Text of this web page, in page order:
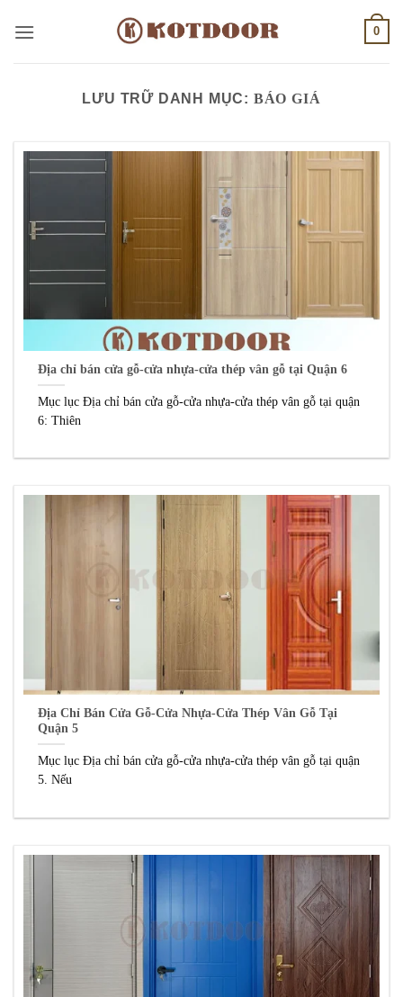
qua
0
LƯU TRỮ DANH MỤC: BÁO GIÁ
Địa chỉ bán cửa gỗ-cửa nhựa-cửa thép vân gỗ tại Quận 6
Mục lục Địa chỉ bán cửa gỗ-cửa nhựa-cửa thép vân gỗ tại quận
6: Thiên
Địa Chỉ Bán Cửa Gỗ-Cửa Nhựa-Cửa Thép Vân Gỗ Tại
Quận 5
Mục lục Địa chỉ bán cửa gỗ-cửa nhựa-cửa thép vân gỗ tại quận
5. Nếu